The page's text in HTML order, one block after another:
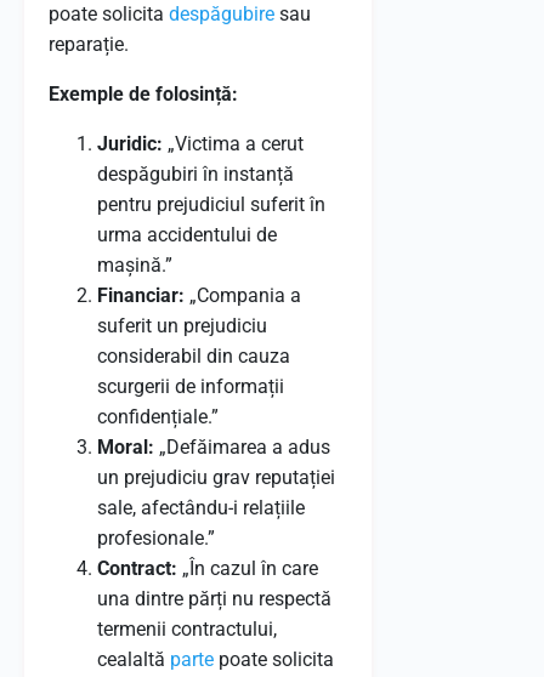
poate solicita despăgubire sau
reparație.
Exemple de folosință:
Juridic: „Victima a cerut
despăgubiri în instanță
pentru prejudiciul suferit în
urma accidentului de
mașină.”
Financiar: „Compania a
suferit un prejudiciu
considerabil din cauza
scurgerii de informații
confidențiale.”
Moral: „Defăimarea a adus
un prejudiciu grav reputației
sale, afectându-i relațiile
profesionale.”
Contract: „În cazul în care
una dintre părți nu respectă
termenii contractului,
cealaltă parte poate solicita